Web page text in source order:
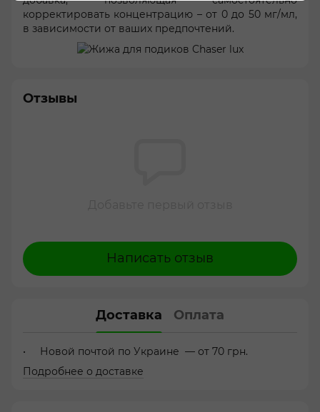
корректировать концентрацию – от 0 до 50 мг/мл,
в зависимости от ваших предпочтений.
Отзывы
Написать отзыв
Доставка Оплата
Новой почтой по Украине — от 70 грн.
Подробнее о доставке